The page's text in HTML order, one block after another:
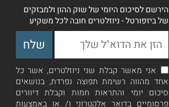
הירשם לסיכום היומי של שוק ההון ולמבזקים
של ביזפורטל - ניוזלטרים חובה לכל משקיע
אני מאשר קבלת שני ניוזלטרים, אשר כל
אחד מהווה רשימת תפוצה נפרדת, בנושאים
סיכום יומי והתראות חמות וקבלת דיוורים
פרסומיים בדואר אלקטרוני ו/ או באמצעות